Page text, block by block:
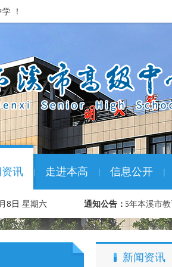
！
讯 | 走进本高 | 信息公开 |
8日 星期六 通知公告：
校优生” …01-08 2026年本溪市教
新闻资讯